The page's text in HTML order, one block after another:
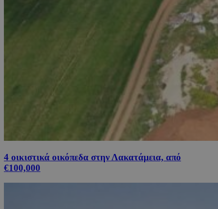
4 οικιστικά οικόπεδα στην Λακατάμεια, από
€100,000